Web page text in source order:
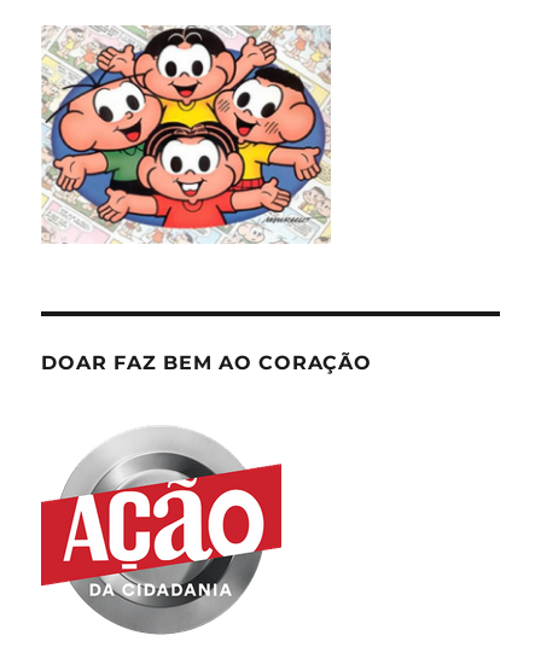
DOAR FAZ BEM AO CORAÇÃO